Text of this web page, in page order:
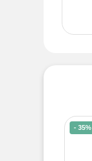
- 35%